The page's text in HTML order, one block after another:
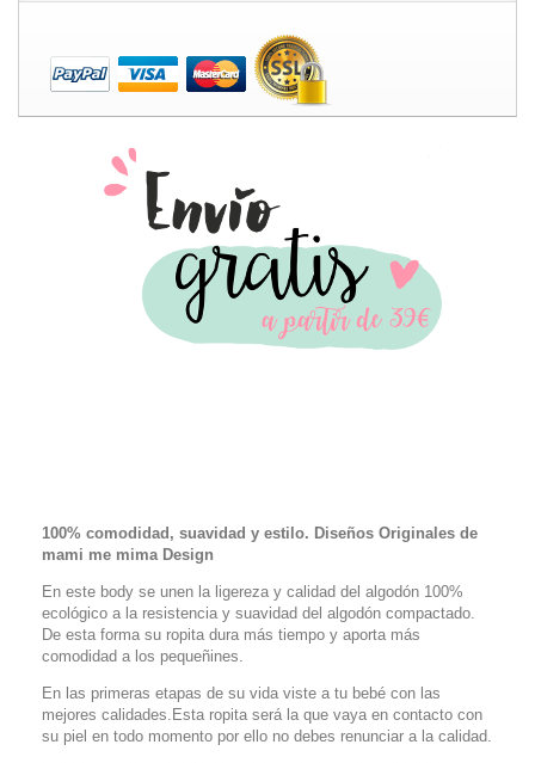
100% comodidad, suavidad y estilo. Diseños Originales de
mami me mima Design
En este body se unen la ligereza y calidad del algodón 100%
ecológico a la resistencia y suavidad del algodón compactado.
De esta forma su ropita dura más tiempo y aporta más
comodidad a los pequeñines.
En las primeras etapas de su vida viste a tu bebé con las
mejores calidades.Esta ropita será la que vaya en contacto con
su piel en todo momento por ello no debes renunciar a la calidad.